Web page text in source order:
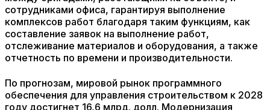
сотрудниками офиса, гарантируя выполнение
комплексов работ благодаря таким функциям, как
составление заявок на выполнение работ,
отслеживание материалов и оборудования, а также
отчетность по времени и производительности.
По прогнозам, мировой рынок программного
обеспечения для управления строительством к 2028
году достигнет 16,6 млрд. долл. Модернизация